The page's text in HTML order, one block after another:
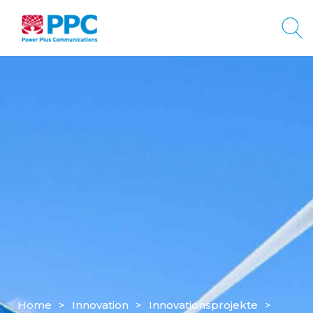
Home > Innovation > Innovationsprojekte >